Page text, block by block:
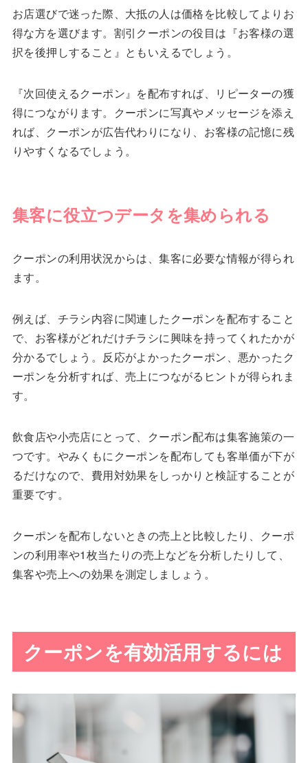
お店選びで迷った際、大抵の人は価格を比較してよりお
得な方を選びます。割引クーポンの役目は『お客様の選
択を後押しすること』ともいえるでしょう。
『次回使えるクーポン』を配布すれば、リピーターの獲
得につながります。クーポンに写真やメッセージを添え
れば、クーポンが広告代わりになり、お客様の記憶に残
りやすくなるでしょう。
集客に役立つデータを集められる
クーポンの利用状況からは、集客に必要な情報が得られ
ます。
例えば、チラシ内容に関連したクーポンを配布すること
で、お客様がどれだけチラシに興味を持ってくれたかが
分かるでしょう。反応がよかったクーポン、悪かったク
ーポンを分析すれば、売上につながるヒントが得られま
す。
飲食店や小売店にとって、クーポン配布は集客施策の一
つです。やみくもにクーポンを配布しても客単価が下が
るだけなので、費用対効果をしっかりと検証することが
重要です。
クーポンを配布しないときの売上と比較したり、クーポ
ンの利用率や1枚当たりの売上などを分析したりして、
集客や売上への効果を測定しましょう。
クーポンを有効活用するには